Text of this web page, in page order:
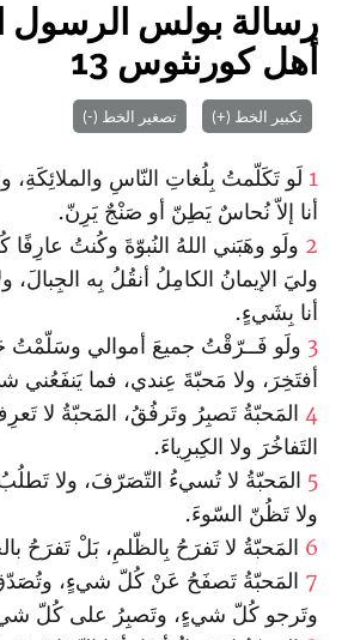
رسالة بولس الرسول
أهل كورنثوس 13
تكبير الخط (+) تصغير الخط (-)
1 لَو تَكَلّمتُ بِلُغاتِ النّاسِ والملائِكَةِ،
أنا إلاّ نُحاسٌ يَطِنّ أو صَنْجٌ يَرِنّ.
2 ولَو وهَبَني اللهُ النُبوّةَ وكُنتُ
وليَ الإيمانُ الكامِلُ أنقُلُ بِه الجِبالَ،
أنا بِشَيءٍ.
3 ولَو فَــرّقْتُ جميعَ أموالي
أفتَخِرَ، ولا مَحبّةَ عِندي، فما يَنفَعُني
4 المَحبّةُ تَصبِرُ وتَرفُقُ، المَحبّةُ لا
التَفاخُرَ ولا الكِبرِياءَ.
5 المَحبّةُ لا تُسيءُ التّصَرّفَ، ولا تَطلُبُ
ولا تَظُنّ السّوءَ.
6 المَحبّةُ لا تَفرَحُ بِالظّلمِ، بَلْ تَفرَحُ
7 المَحبّةُ تَصفَحُ عَنْ كُلّ شيءٍ،
وتَرجو كُلّ شيءٍ، وتَصبِرُ على كُلّ